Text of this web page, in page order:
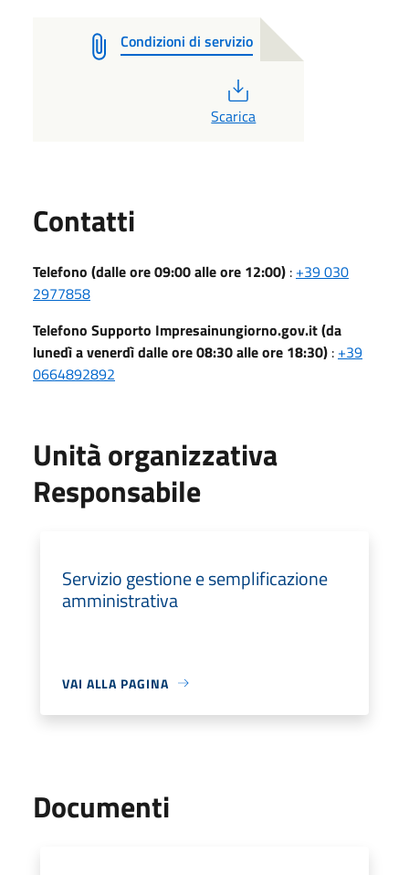
Condizioni di servizio
Scarica
Contatti
Telefono (dalle ore 09:00 alle ore 12:00) : +39 030
2977858
Telefono Supporto Impresainungiorno.gov.it (da
lunedì a venerdì dalle ore 08:30 alle ore 18:30) : +39
0664892892
Unità organizzativa
Responsabile
Servizio gestione e semplificazione
amministrativa
VAI ALLA PAGINA
Documenti